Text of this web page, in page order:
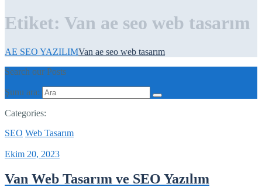
Etiket: Van ae seo web tasarım
AE SEO YAZILIMVan ae seo web tasarım
Search our Posts
Şunu ara:
Categories:
SEO Web Tasarım
Ekim 20, 2023
Van Web Tasarım ve SEO Yazılım